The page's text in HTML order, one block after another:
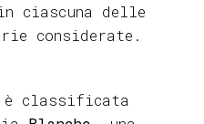
ciascuna delle
considerate.
classificata